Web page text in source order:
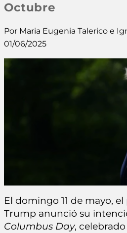
Octubre
Por Maria Eugenia Talerico e
01/06/2025
El domingo 11 de mayo,
Trump anunció su
Columbus Day,